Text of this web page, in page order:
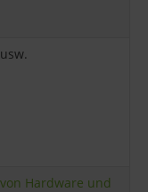
Hardware und